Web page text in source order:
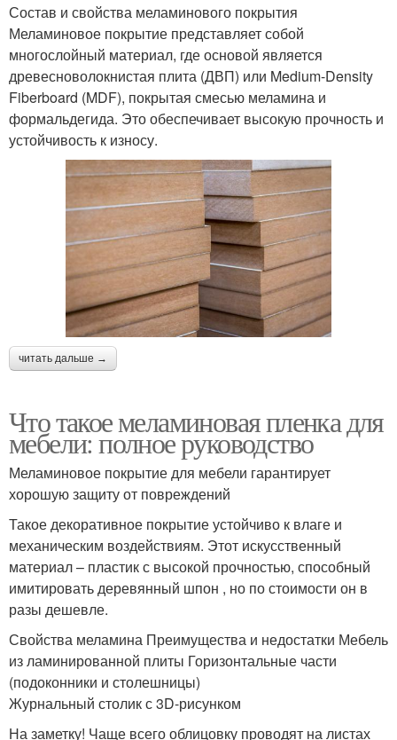
Состав и свойства меламинового покрытия
Меламиновое покрытие представляет собой
многослойный материал, где основой является
древесноволокнистая плита (ДВП) или Medium-Density
Fiberboard (MDF), покрытая смесью меламина и
формальдегида. Это обеспечивает высокую прочность и
устойчивость к износу.
читать дальше →
Что такое меламиновая пленка для
мебели: полное руководство
Меламиновое покрытие для мебели гарантирует
хорошую защиту от повреждений
Такое декоративное покрытие устойчиво к влаге и
механическим воздействиям. Этот искусственный
материал – пластик с высокой прочностью, способный
имитировать деревянный шпон , но по стоимости он в
разы дешевле.
Свойства меламина Преимущества и недостатки Мебель
из ламинированной плиты Горизонтальные части
(подоконники и столешницы)
Журнальный столик с 3D-рисунком
На заметку! Чаще всего облицовку проводят на листах